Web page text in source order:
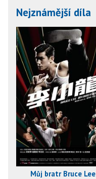
Nejznámější díla
Můj bratr Bruce Lee